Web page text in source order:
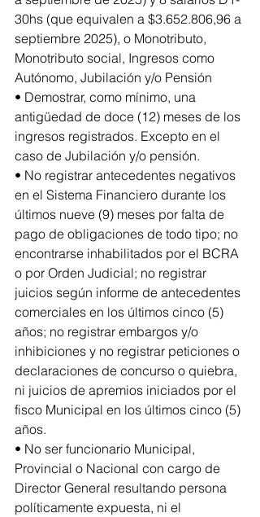
30hs (que equivalen a $3.652.806,96 a
septiembre 2025), o Monotributo,
Monotributo social, Ingresos como
Autónomo, Jubilación y/o Pensión
• Demostrar, como mínimo, una
antigüedad de doce (12) meses de los
ingresos registrados. Excepto en el
caso de Jubilación y/o pensión.
• No registrar antecedentes negativos
en el Sistema Financiero durante los
últimos nueve (9) meses por falta de
pago de obligaciones de todo tipo; no
encontrarse inhabilitados por el BCRA
o por Orden Judicial; no registrar
juicios según informe de antecedentes
comerciales en los últimos cinco (5)
años; no registrar embargos y/o
inhibiciones y no registrar peticiones o
declaraciones de concurso o quiebra,
ni juicios de apremios iniciados por el
fisco Municipal en los últimos cinco (5)
años.
• No ser funcionario Municipal,
Provincial o Nacional con cargo de
Director General resultando persona
políticamente expuesta, ni el